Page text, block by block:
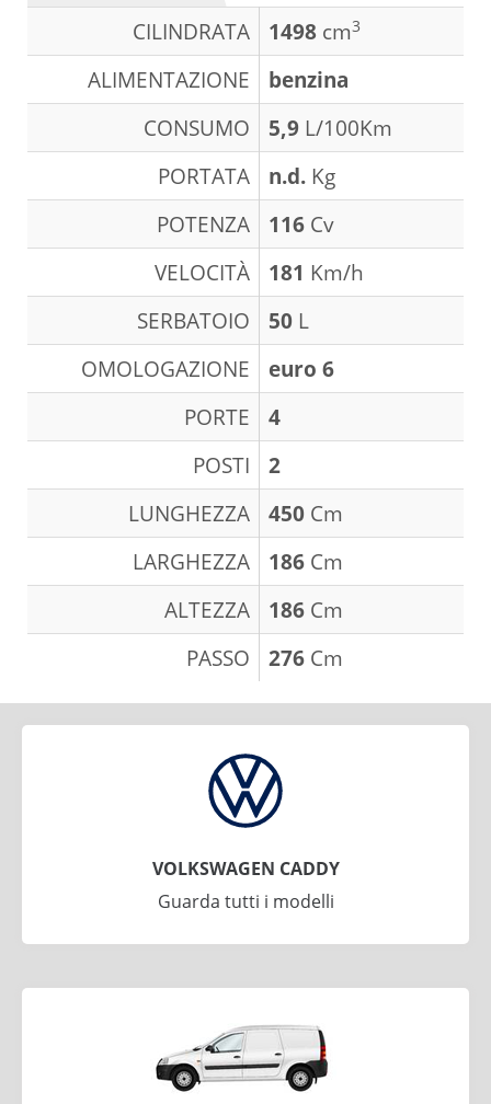
CILINDRATA 1498 cm3
ALIMENTAZIONE
benzina
CONSUMO
5,9 L/100Km
PORTATA
n.d. Kg
POTENZA
116 Cv
VELOCITÀ
181 Km/h
SERBATOIO
50 L
OMOLOGAZIONE
euro 6
PORTE
4
POSTI
2
LUNGHEZZA
450 Cm
LARGHEZZA
186 Cm
ALTEZZA
186 Cm
PASSO
276 Cm
VOLKSWAGEN CADDY
Guarda tutti i modelli